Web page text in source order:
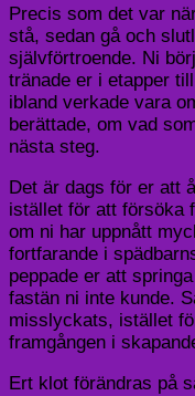
Precis som det var
stå, sedan gå och
självförtroende. Ni
tränade er i etapper
ibland verkade vara
berättade, om vad
nästa steg.
Det är dags för er att
istället för att försöka
om ni har uppnått
fortfarande i
peppade er att
fastän ni inte kunde.
misslyckats, istället
framgången i
Ert klot förändras på